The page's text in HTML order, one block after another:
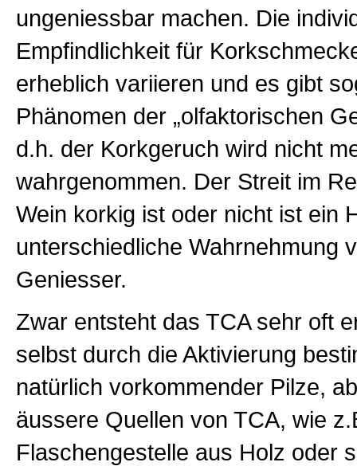
ungeniessbar machen. Die
Empfindlichkeit für
erheblich variieren und es gibt
Phänomen der „olfaktorischen
d.h. der Korkgeruch wird nicht
wahrgenommen. Der Streit im
Wein korkig ist oder nicht ist ein
unterschiedliche Wahrnehmung
Geniesser.
Zwar entsteht das TCA sehr oft
selbst durch die Aktivierung
natürlich vorkommender Pilze,
äussere Quellen von TCA, wie
Flaschengestelle aus Holz oder